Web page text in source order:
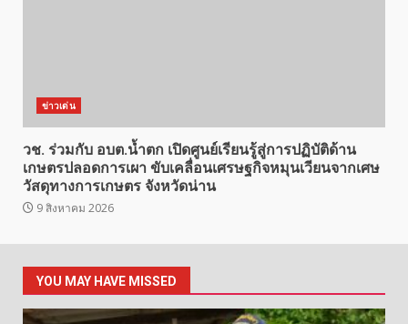
ข่าวเด่น
วช. ร่วมกับ อบต.น้ำตก เปิดศูนย์เรียนรู้สู่การปฏิบัติด้าน
เกษตรปลอดการเผา ขับเคลื่อนเศรษฐกิจหมุนเวียนจากเศษ
วัสดุทางการเกษตร จังหวัดน่าน
9 สิงหาคม 2026
YOU MAY HAVE MISSED